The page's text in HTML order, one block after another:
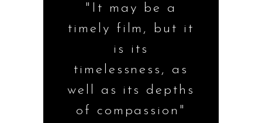
"It may be a
timely film, but it
is its
timelessness, as
well as its depths
of compassion"